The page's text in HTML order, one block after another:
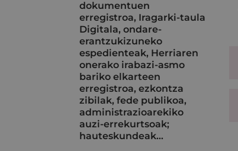
dokumentuen
erregistroa, Iragarki-taula
Digitala, ondare-
erantzukizuneko
espedienteak, Herriaren
onerako irabazi-asmo
bariko elkarteen
erregistroa, ezkontza
zibilak, fede publikoa,
administrazioarekiko
auzi-errekurtsoak;
hauteskundeak…